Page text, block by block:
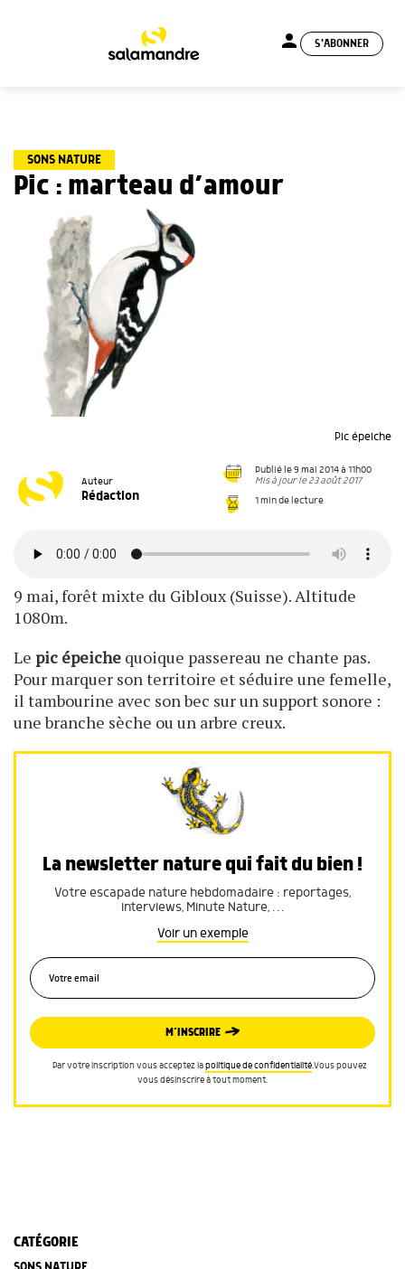
person S'ABONNER
SONS NATURE
Pic : marteau d’amour
Pic épeiche
Auteur
Rédaction
Publié le 9 mai 2014 à 11h00
Mis à jour le 23 août 2017
1 min de lecture
9 mai, forêt mixte du Gibloux (Suisse). Altitude
1080m.
Le pic épeiche quoique passereau ne chante pas.
Pour marquer son territoire et séduire une femelle,
il tambourine avec son bec sur un support sonore :
une branche sèche ou un arbre creux.
La newsletter nature qui fait du bien !
Votre escapade nature hebdomadaire : reportages,
interviews, Minute Nature, …
Voir un exemple
M’INSCRIRE
Par votre inscription vous acceptez lapolitique de confidentialité.Vous pouvez
vous désinscrire à tout moment.
CATÉGORIE